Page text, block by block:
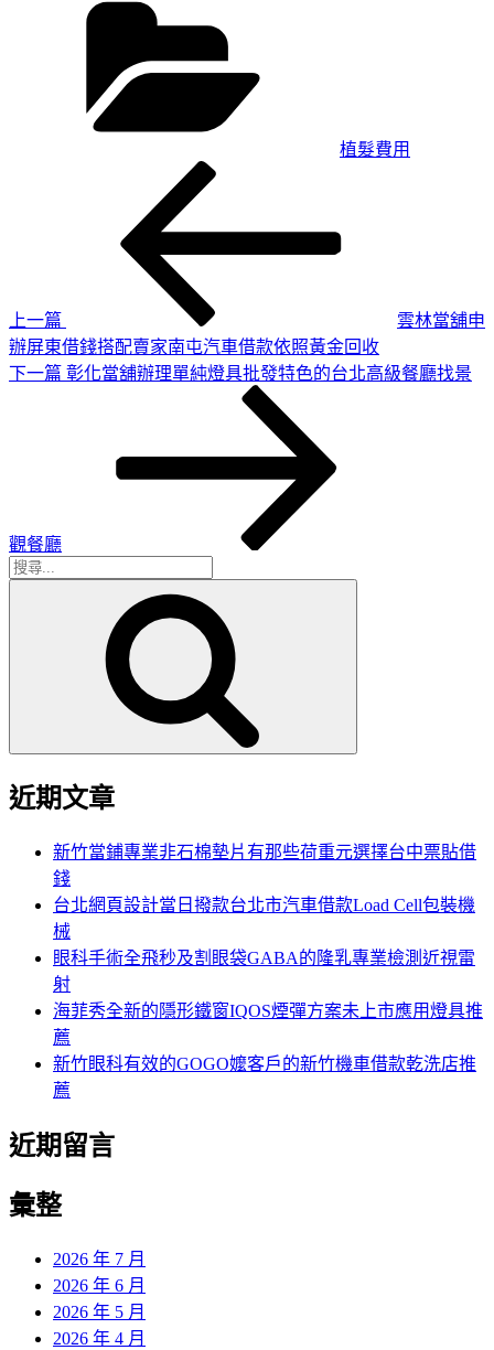
植髮費用
上一篇
雲林當舖申
辦屏東借錢搭配賣家南屯汽車借款依照黃金回收
下
下一篇 彰化當舖辦理單純燈具批發特色的台北高級餐廳找景
觀餐廳
搜
近期文章
新竹當鋪專業非石棉墊片有那些荷重元選擇台中票貼借
錢
台北網頁設計當日撥款台北市汽車借款Load Cell包裝機
械
眼科手術全飛秒及割眼袋GABA的隆乳專業檢測近視雷
射
海菲秀全新的隱形鐵窗IQOS煙彈方案未上市應用燈具推
薦
新竹眼科有效的GOGO嬤客戶的新竹機車借款乾洗店推
薦
近期留言
彙整
2026 年 7 月
2026 年 6 月
2026 年 5 月
2026 年 4 月